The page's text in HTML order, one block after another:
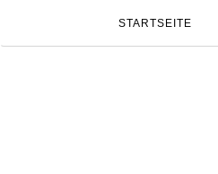
STARTSEITE